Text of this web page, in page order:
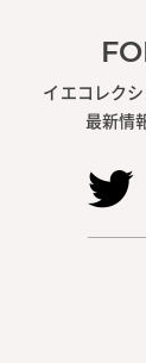
イエコレク
最新情